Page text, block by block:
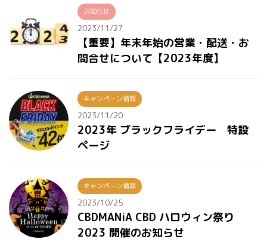
お知らせ
2023/11/27
【重要】年末年始の営業・配送・お
問合せについて【2023年度】
キャンペーン情報
2023/11/20
2023年 ブラックフライデー 特設
ページ
キャンペーン情報
2023/10/25
CBDMANiA CBD ハロウィン祭り
2023 開催のお知らせ